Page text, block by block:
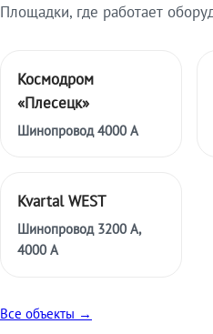
Площадки, где работает
Космодром
«Плесецк»
Шинопровод 4000 А
Kvartal WEST
Шинопровод 3200 А,
4000 А
Все объекты →